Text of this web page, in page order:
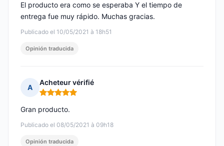
Publicado el 10/05/2021 à 18h51
El producto era como se esperaba Y el tiempo de
entrega fue muy rápido. Muchas gracias.
Opinión traducida
A
Acheteur vérifié
Nota: 5 de 5
Publicado el 08/05/2021 à 09h18
Gran producto.
Opinión traducida